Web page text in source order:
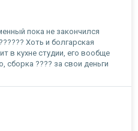
пока не закончился
Хоть и болгарская
в кухне студии, его вообще
???? за свои деньги